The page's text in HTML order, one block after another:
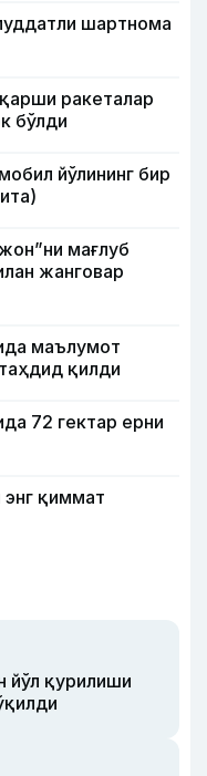
шартнома
ракеталар
бўлди
йўлининг бир
мағлуб
жанговар
маълумот
қилди
72 гектар ерни
қиммат
йўл қурилиши